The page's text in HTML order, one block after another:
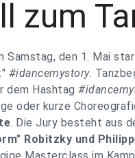
zum
Samstag, den 1. Mai
#idancemystory.
dem Hashtag
oder kurze
. Die Jury besteht aus
Robitzky und